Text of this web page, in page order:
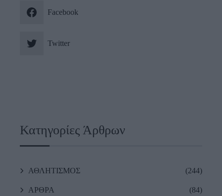
Facebook
Twitter
Κατηγορίες Άρθρων
ΑΘΛΗΤΙΣΜΟΣ (244)
ΑΡΘΡΑ (84)